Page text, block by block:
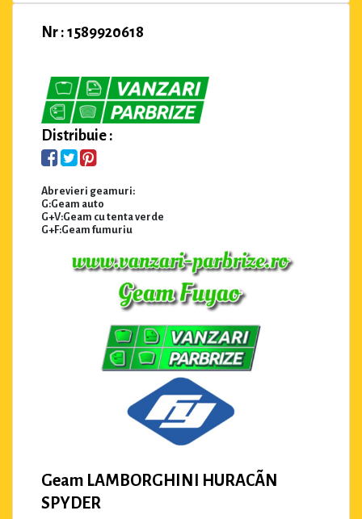
Nr : 1589920618
Distribuie :
Abrevieri geamuri:
G:Geam auto
G+V:Geam cu tenta verde
G+F:Geam fumuriu
Geam LAMBORGHINI HURACÃN
SPYDER